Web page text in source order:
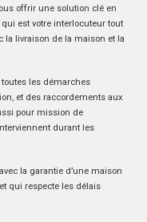
offrir une solution clé en
est votre interlocuteur tout
la livraison de la maison et la
toutes les démarches
et des raccordements aux
pour mission de
durant les
la garantie d’une maison
qui respecte les délais